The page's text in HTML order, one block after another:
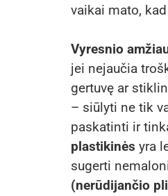
vaikai mato,
Vyresnio
jei nejaučia
gertuvę ar
– siūlyti ne tik
paskatinti ir
plastikinės yra
sugerti
(nerūdijančio